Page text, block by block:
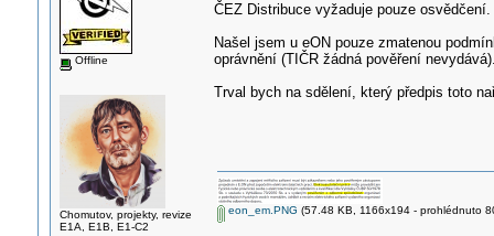
Offline
Chomutov, projekty, revize
E1A, E1B, E1-C2
ČEZ Distribuce vyžaduje pouze osvědčení.
Našel jsem u eON pouze zmatenou
oprávnění (TIČR žádná pověření
Trval bych na sdělení, který předpis toto
eon_em.PNG (57.48 KB, 1166x194 - prohlédnuto